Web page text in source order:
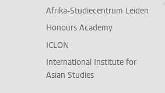
Afrika-Studiecentrum Leiden
Honours Academy
ICLON
International Institute for
Asian Studies